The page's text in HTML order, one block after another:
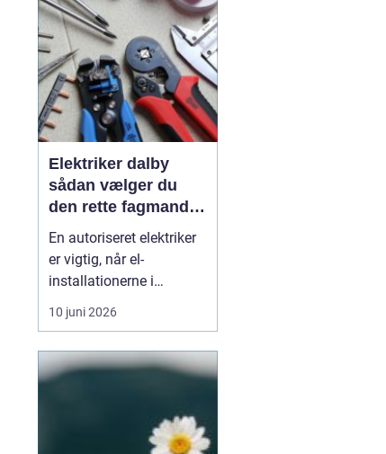
elekt...
Elektriker dalby
sådan vælger du
den rette fagmand
til dine el-opgaver
En autoriseret elektriker
er vigtig, når el-
installationerne i
hjemmet eller
virksomheden skal være
Fejl på el-installationer
ulykker. Mange søger
10 juni 2026